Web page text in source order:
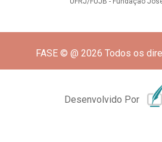
FASE © @ 2026 Todos os
Desenvolvido Por